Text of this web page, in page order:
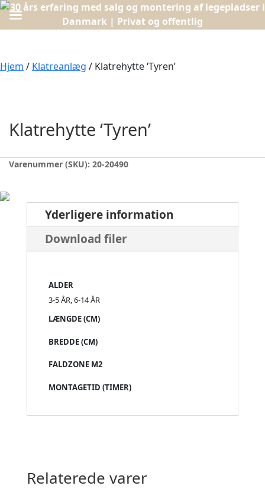
Hjem / Klatreanlæg / Klatrehytte ‘Tyren’
Klatrehytte ‘Tyren’
Varenummer (SKU): 20-20490
Yderligere information
Download filer
ALDER
3-5 ÅR, 6-14 ÅR
LÆNGDE (CM)
BREDDE (CM)
FALDZONE M2
MONTAGETID (TIMER)
Relaterede varer